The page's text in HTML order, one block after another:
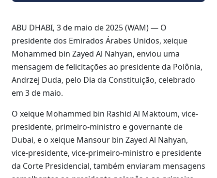
ABU DHABI, 3 de maio de 2025 (WAM) — O
presidente dos Emirados Árabes Unidos, xeique
Mohammed bin Zayed Al Nahyan, enviou uma
mensagem de felicitações ao presidente da Polônia,
Andrzej Duda, pelo Dia da Constituição, celebrado
em 3 de maio.
O xeique Mohammed bin Rashid Al Maktoum, vice-
presidente, primeiro-ministro e governante de
Dubai, e o xeique Mansour bin Zayed Al Nahyan,
vice-presidente, vice-primeiro-ministro e presidente
da Corte Presidencial, também enviaram mensagens